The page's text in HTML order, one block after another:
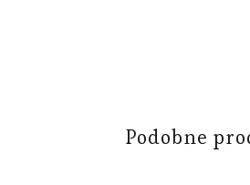
Podobne